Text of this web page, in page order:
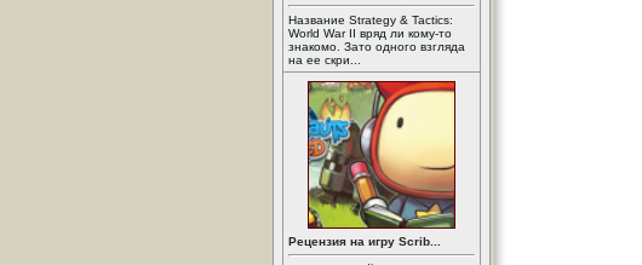
Название Strategy & Tactics:
World War II вряд ли кому-то
знакомо. Зато одного взгляда
на ее скри...
Рецензия на игру Scrib...